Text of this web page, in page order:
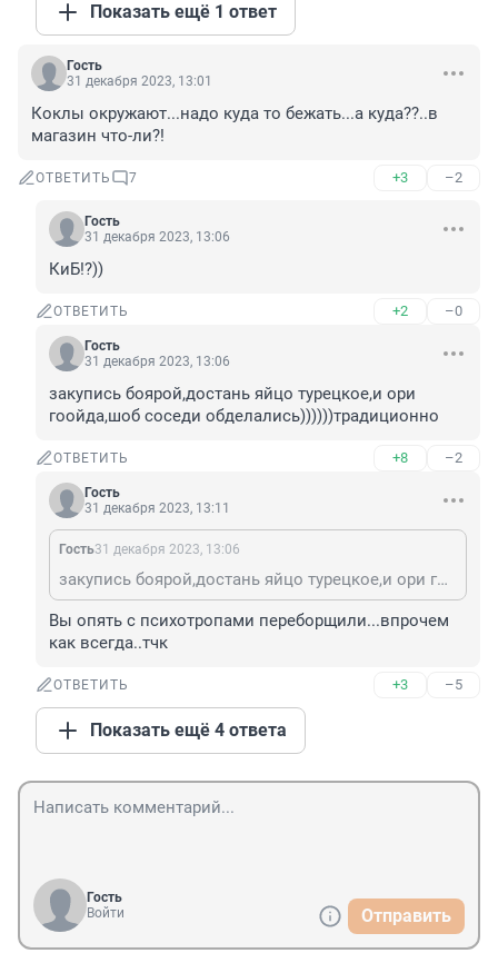
Показать ещё 1 ответ
Гость
31 декабря 2023, 13:01
Коклы окружают...надо куда то бежать...а куда??..в
магазин что-ли?!
ОТВЕТИТЬ 7 +3 –2
Гость
31 декабря 2023, 13:06
КиБ!?))
ОТВЕТИТЬ +2 –0
Гость
31 декабря 2023, 13:06
закупись боярой,достань яйцо турецкое,и ори
гоойда,шоб соседи обделались))))))традиционно
ОТВЕТИТЬ +8 –2
Гость
31 декабря 2023, 13:11
Гость31 декабря 2023, 13:06
закупись боярой,достань яйцо турецкое,и ори гоойда,шоб соседи обделались))))))традиционно
Вы опять с психотропами переборщили...впрочем
как всегда..тчк
ОТВЕТИТЬ +3 –5
Показать ещё 4 ответа
Гость
Войти
Отправить